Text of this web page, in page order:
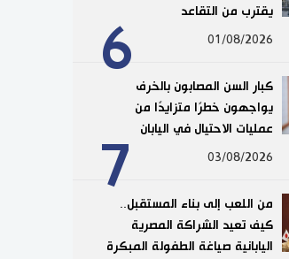
6
يقترب من التقاعد
01/08/2026
7
كبار السن المصابون بالخرف
يواجهون خطرًا متزايدًا من
عمليات الاحتيال في اليابان
03/08/2026
من اللعب إلى بناء المستقبل..
كيف تعيد الشراكة المصرية
اليابانية صياغة الطفولة المبكرة